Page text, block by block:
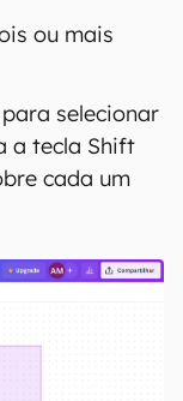
ou mais
selecionar
a tecla Shift
cada um